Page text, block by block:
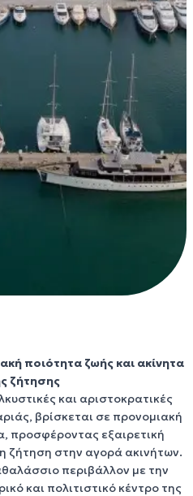
ποιότητα ζωής και ακίνητα
ζήτησης
και αριστοκρατικές
, βρίσκεται σε προνομιακή
προσφέροντας εξαιρετική
ζήτηση στην αγορά ακινήτων.
περιβάλλον με την
και πολιτιστικό κέντρο της